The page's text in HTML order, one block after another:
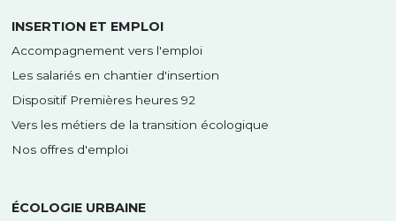
INSERTION ET EMPLOI
Accompagnement vers l'emploi
Les salariés en chantier d'insertion
Dispositif Premières heures 92
Vers les métiers de la transition écologique
Nos offres d'emploi
ÉCOLOGIE URBAINE